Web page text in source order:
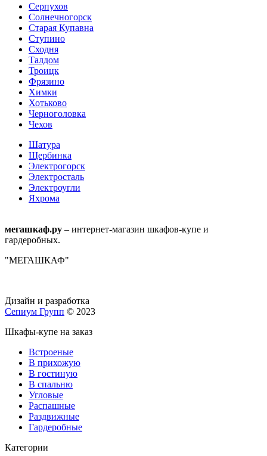
Серпухов
Солнечногорск
Старая Купавна
Ступино
Сходня
Талдом
Троицк
Фрязино
Химки
Хотьково
Черноголовка
Чехов
Шатура
Щербинка
Электрогорск
Электросталь
Электроугли
Яхрома
мегашкаф.ру – интернет-магазин шкафов-купе и
гардеробных.
"МЕГАШКАФ"
Дизайн и разработка
Сепиум Групп © 2023
Шкафы-купе на заказ
Встроеные
В прихожую
В гостиную
В спальню
Угловые
Распашные
Раздвижные
Гардеробные
Категории